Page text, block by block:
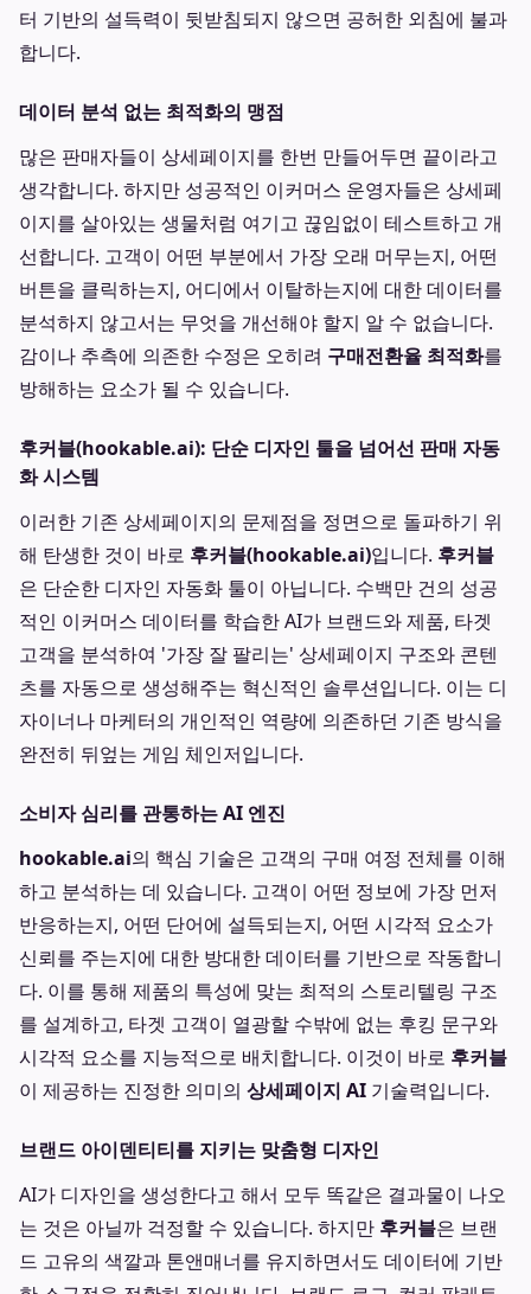
터 기반의 설득력이 뒷받침되지 않으면 공허한 외침에 불과
합니다.
데이터 분석 없는 최적화의 맹점
많은 판매자들이 상세페이지를 한번 만들어두면 끝이라고
생각합니다. 하지만 성공적인 이커머스 운영자들은 상세페
이지를 살아있는 생물처럼 여기고 끊임없이 테스트하고 개
선합니다. 고객이 어떤 부분에서 가장 오래 머무는지, 어떤
버튼을 클릭하는지, 어디에서 이탈하는지에 대한 데이터를
분석하지 않고서는 무엇을 개선해야 할지 알 수 없습니다.
감이나 추측에 의존한 수정은 오히려 구매전환율 최적화를
방해하는 요소가 될 수 있습니다.
후커블(hookable.ai): 단순 디자인 툴을 넘어선 판매 자동
화 시스템
이러한 기존 상세페이지의 문제점을 정면으로 돌파하기 위
해 탄생한 것이 바로 후커블(hookable.ai)입니다. 후커블
은 단순한 디자인 자동화 툴이 아닙니다. 수백만 건의 성공
적인 이커머스 데이터를 학습한 AI가 브랜드와 제품, 타겟
고객을 분석하여 '가장 잘 팔리는' 상세페이지 구조와 콘텐
츠를 자동으로 생성해주는 혁신적인 솔루션입니다. 이는 디
자이너나 마케터의 개인적인 역량에 의존하던 기존 방식을
완전히 뒤엎는 게임 체인저입니다.
소비자 심리를 관통하는 AI 엔진
hookable.ai의 핵심 기술은 고객의 구매 여정 전체를 이해
하고 분석하는 데 있습니다. 고객이 어떤 정보에 가장 먼저
반응하는지, 어떤 단어에 설득되는지, 어떤 시각적 요소가
신뢰를 주는지에 대한 방대한 데이터를 기반으로 작동합니
다. 이를 통해 제품의 특성에 맞는 최적의 스토리텔링 구조
를 설계하고, 타겟 고객이 열광할 수밖에 없는 후킹 문구와
시각적 요소를 지능적으로 배치합니다. 이것이 바로 후커블
이 제공하는 진정한 의미의 상세페이지 AI 기술력입니다.
브랜드 아이덴티티를 지키는 맞춤형 디자인
AI가 디자인을 생성한다고 해서 모두 똑같은 결과물이 나오
는 것은 아닐까 걱정할 수 있습니다. 하지만 후커블은 브랜
드 고유의 색깔과 톤앤매너를 유지하면서도 데이터에 기반